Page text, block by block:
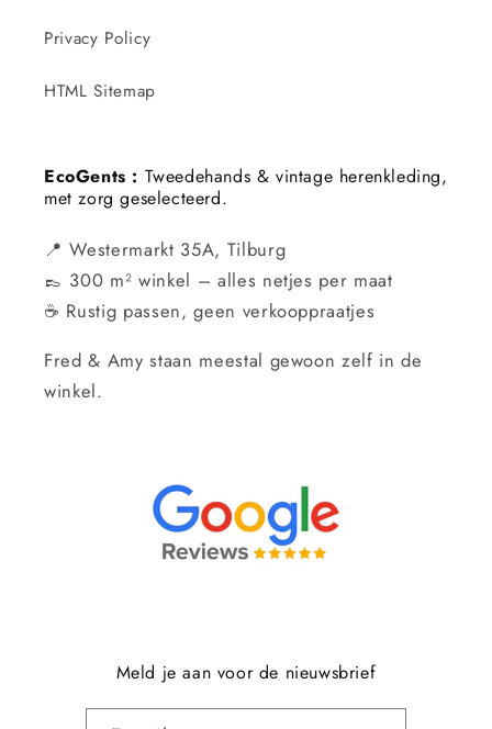
Privacy Policy
HTML Sitemap
EcoGents : Tweedehands & vintage herenkleding,
met zorg geselecteerd.
📍 Westermarkt 35A, Tilburg
👞 300 m² winkel – alles netjes per maat
☕ Rustig passen, geen verkooppraatjes
Fred & Amy staan meestal gewoon zelf in de
winkel.
Meld je aan voor de nieuwsbrief